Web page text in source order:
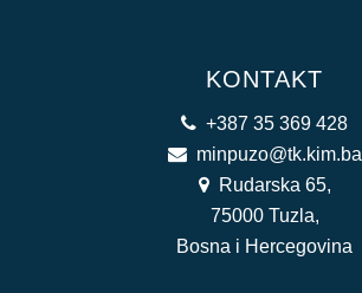
KONTAKT
+387 35 369 428
minpuzo@tk.kim.ba
Rudarska 65,
75000 Tuzla,
Bosna i Hercegovina